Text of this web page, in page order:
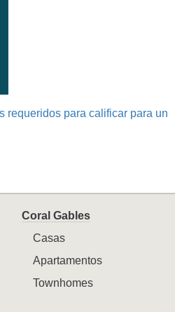
requeridos para calificar para un
Coral Gables
Casas
Apartamentos
Townhomes